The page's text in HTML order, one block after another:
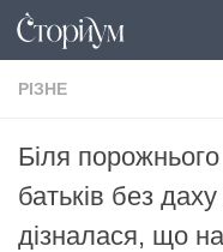
Перейти до вмісту
РІЗНЕ
Біля
батьків без
дізналася, що